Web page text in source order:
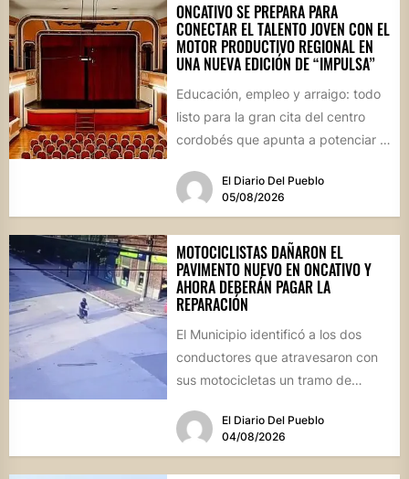
ONCATIVO SE PREPARA PARA
CONECTAR EL TALENTO JOVEN CON EL
MOTOR PRODUCTIVO REGIONAL EN
UNA NUEVA EDICIÓN DE “IMPULSA”
Educación, empleo y arraigo: todo
listo para la gran cita del centro
cordobés que apunta a potenciar el
El Diario Del Pueblo
05/08/2026
MOTOCICLISTAS DAÑARON EL
PAVIMENTO NUEVO EN ONCATIVO Y
AHORA DEBERÁN PAGAR LA
REPARACIÓN
El Municipio identificó a los dos
conductores que atravesaron con
sus motocicletas un tramo de
calle...
El Diario Del Pueblo
04/08/2026